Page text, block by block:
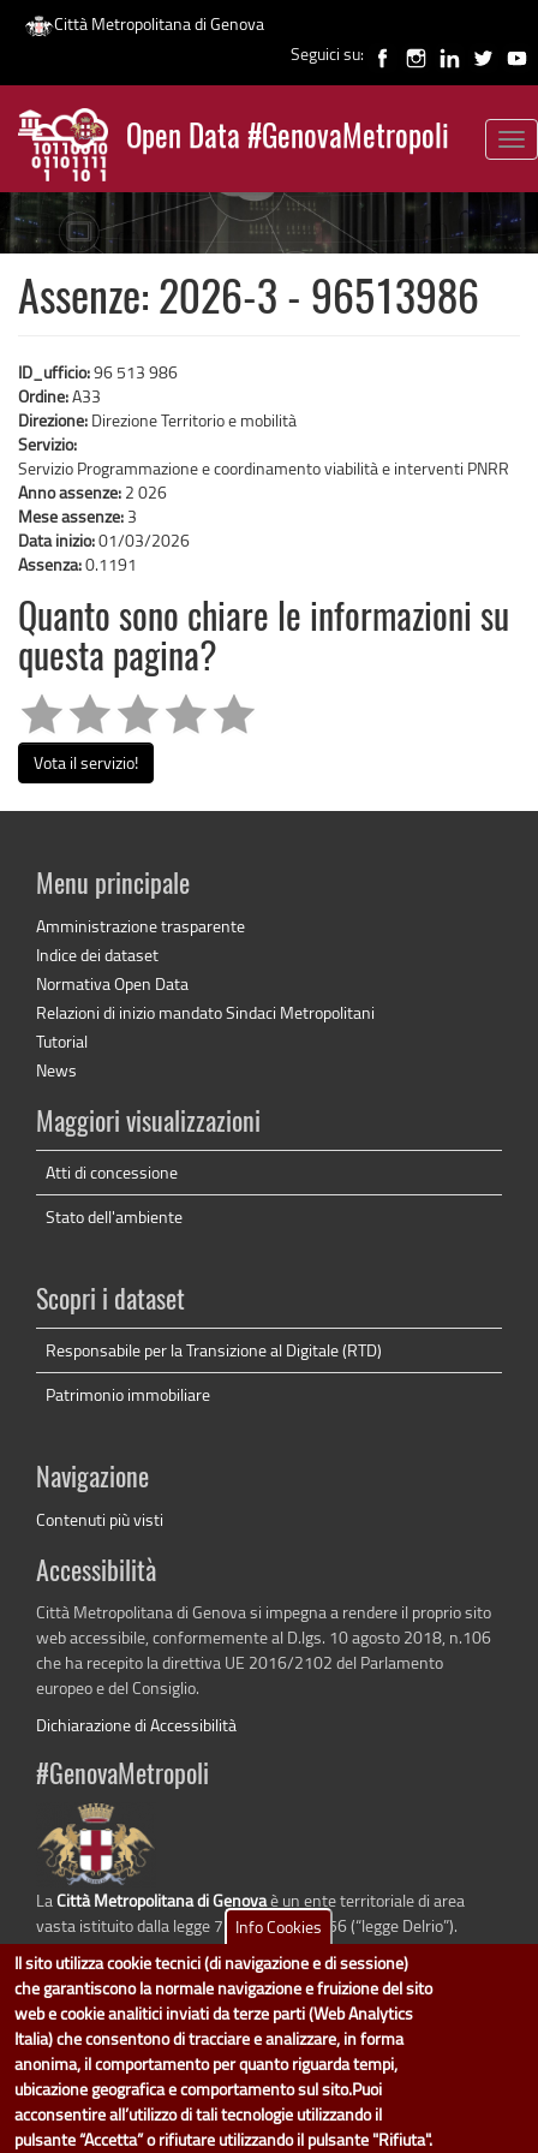
Salta
contenuto
principale
Città Metropolitana di Genova
Seguici su:
Open Data #GenovaMetropoli
News
Assenze: 2026-3 - 96513986
ID_ufficio:96 513 986
Ordine:A33
Direzione: Direzione Territorio e mobilità
Servizio:
Servizio Programmazione e coordinamento viabilità e interventi PNRR
Anno assenze: 2 026
Mese assenze: 3
Data inizio:01/03/2026
Assenza:0.1191
Quanto sono chiare le informazioni su
questa pagina?
Vota il servizio!
Menu principale
Amministrazione trasparente
Indice dei dataset
Normativa Open Data
Relazioni di inizio mandato Sindaci Metropolitani
Tutorial
News
Maggiori visualizzazioni
Atti di concessione
Stato dell'ambiente
Scopri i dataset
Responsabile per la Transizione al Digitale (RTD)
Patrimonio immobiliare
Navigazione
Contenuti più visti
Accessibilità
Città Metropolitana di Genova si impegna a rendere il proprio sito
web accessibile, conformemente al D.lgs. 10 agosto 2018, n.106
che ha recepito la direttiva UE 2016/2102 del Parlamento
europeo e del Consiglio.
Dichiarazione di Accessibilità
#GenovaMetropoli
LaCittà Metropolitana di Genovaè un ente territoriale di area
vasta istituito dalla legge 7 aprile 2014 n. 56 (“legge Delrio”).
Sostituisce la Provincia di Genova.
dati.cittametropolitana.genova.it è il progetto "Open Data" della
Metropolitana di Genova.
Il design e la gestione sono a cura del Servizio Sistemi Informativi. Ogni
Direzione è responsabile per la parte di "dati" e "dataset".
Info Cookies
Il sito utilizza cookie tecnici (di navigazione e di sessione)
che garantiscono la normale navigazione e fruizione del sito
web e cookie analitici inviati da terze parti (Web Analytics
Italia) che consentono di tracciare e analizzare, in forma
anonima, il comportamento per quanto riguarda tempi,
ubicazione geografica e comportamento sul sito.Puoi
acconsentire all’utilizzo di tali tecnologie utilizzando il
pulsante “Accetta” o rifiutare utilizzando il pulsante "Rifiuta".